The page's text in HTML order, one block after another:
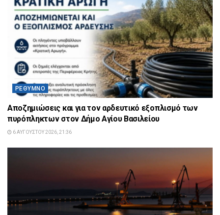
ΡΈΘΥΜΝΟ
Αποζημιώσεις και για τον αρδευτικό εξοπλισμό των
πυρόπληκτων στον Δήμο Αγίου Βασιλείου
6 ΑΥΓΟΎΣΤΟΥ 2026, 21:36